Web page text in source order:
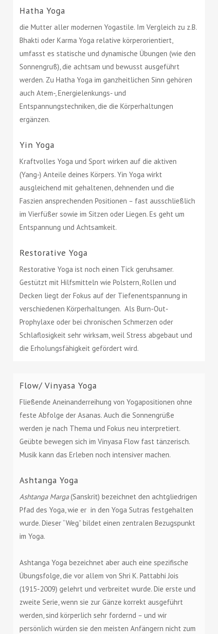
Hatha Yoga
die Mutter aller modernen Yogastile. Im Vergleich zu z.B.
Bhakti oder Karma Yoga relative körperorientiert,
umfasst es statische und dynamische Übungen (wie den
Sonnengruß), die achtsam und bewusst ausgeführt
werden. Zu Hatha Yoga im ganzheitlichen Sinn gehören
auch Atem-, Energielenkungs- und
Entspannungstechniken, die die Körperhaltungen
ergänzen.
Yin Yoga
Kraftvolles Yoga und Sport wirken auf die aktiven
(Yang-) Anteile deines Körpers. Yin Yoga wirkt
ausgleichend mit gehaltenen, dehnenden und die
Faszien ansprechenden Positionen – fast ausschließlich
im Vierfüßer sowie im Sitzen oder Liegen. Es geht um
Entspannung und Achtsamkeit.
Restorative Yoga
Restorative Yoga ist noch einen Tick geruhsamer.
Gestützt mit Hilfsmitteln wie Polstern, Rollen und
Decken liegt der Fokus auf der Tiefenentspannung in
verschiedenen Körperhaltungen. Als Burn-Out-
Prophylaxe oder bei chronischen Schmerzen oder
Schlaflosigkeit sehr wirksam, weil Stress abgebaut und
die Erholungsfähigkeit gefördert wird.
Flow/ Vinyasa Yoga
Fließende Aneinanderreihung von Yogapositionen ohne
feste Abfolge der Asanas. Auch die Sonnengrüße
werden je nach Thema und Fokus neu interpretiert.
Geübte bewegen sich im Vinyasa Flow fast tänzerisch.
Musik kann das Erleben noch intensiver machen.
Ashtanga Yoga
Ashtanga Marga(Sanskrit) bezeichnet den achtgliedrigen
Pfad des Yoga, wie er in den Yoga Sutras festgehalten
wurde. Dieser “Weg” bildet einen zentralen Bezugspunkt
im Yoga.
Ashtanga Yoga bezeichnet aber auch eine spezifische
Übungsfolge, die vor allem von Shri K. Pattabhi Jois
(1915-2009) gelehrt und verbreitet wurde. Die erste und
zweite Serie, wenn sie zur Gänze korrekt ausgeführt
werden, sind körperlich sehr fordernd – und wir
persönlich würden sie den meisten Anfängern nicht zum